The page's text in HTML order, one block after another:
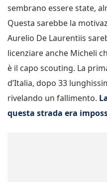
sembrano essere state,
Questa sarebbe la
Aurelio De Laurentiis
licenziare anche Micheli
è il capo scouting. La
d’Italia, dopo 33
rivelando un fallimento.
questa strada era